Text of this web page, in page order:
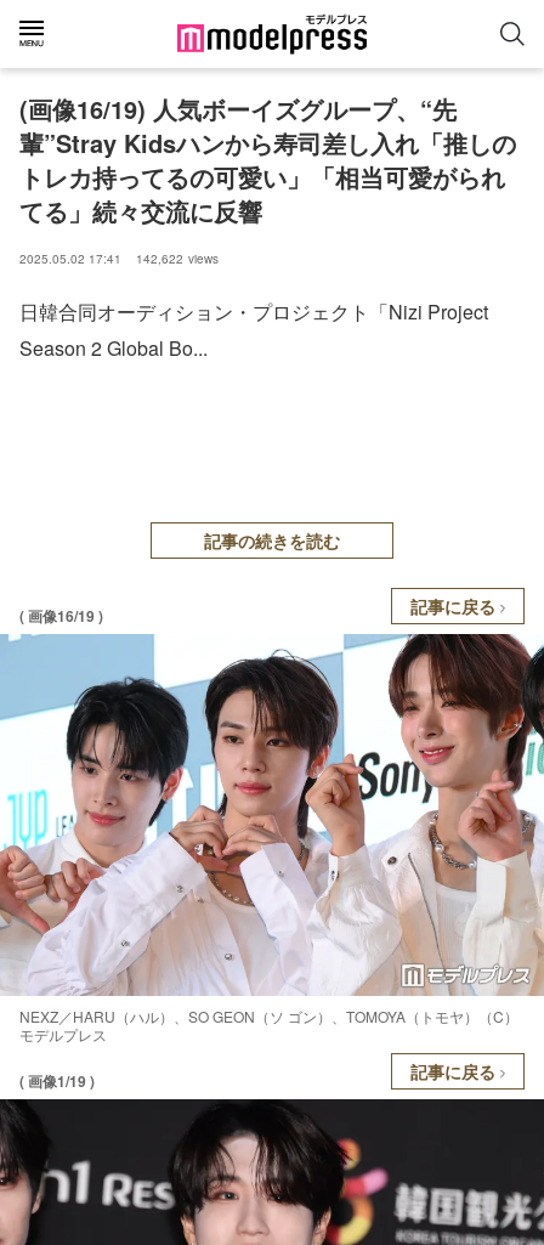
(画像16/19) 人気ボーイズグループ、“先
輩”Stray Kidsハンから寿司差し入れ「推しの
トレカ持ってるの可愛い」「相当可愛がられ
てる」続々交流に反響
2025.05.02 17:41 142,622 views
日韓合同オーディション・プロジェクト「Nizi Project
Season 2 Global Bo...
記事の続きを読む
( 画像16/19 ) 記事に戻る
NEXZ／HARU（ハル）、SO GEON（ソ ゴン）、TOMOYA（トモヤ）（C）
モデルプレス
( 画像1/19 ) 記事に戻る